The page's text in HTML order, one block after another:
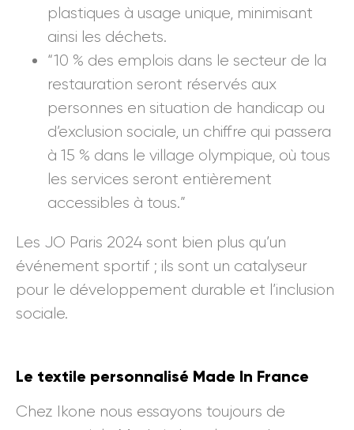
plastiques à usage unique, minimisant
ainsi les déchets.
“10 % des emplois dans le secteur de la
restauration seront réservés aux
personnes en situation de handicap ou
d’exclusion sociale, un chiffre qui passera
à 15 % dans le village olympique, où tous
les services seront entièrement
accessibles à tous.”
Les JO Paris 2024 sont bien plus qu’un
événement sportif ; ils sont un catalyseur
pour le développement durable et l’inclusion
sociale.
Le textile personnalisé Made In France
Chez Ikone nous essayons toujours de